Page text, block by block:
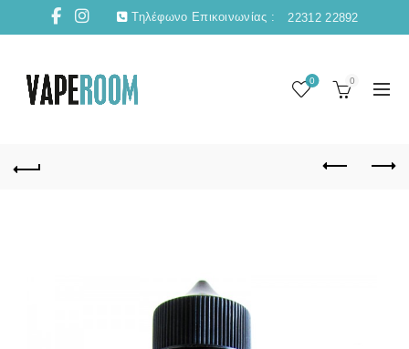
Τηλέφωνο Επικοινωνίας : 22312 22892
0 0